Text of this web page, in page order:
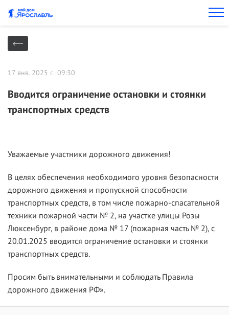
17 янв. 2025 г. 09:30
Вводится ограничение остановки и стоянки
транспортных средств
Уважаемые участники дорожного движения!
В целях обеспечения необходимого уровня безопасности
дорожного движения и пропускной способности
транспортных средств, в том числе пожарно-спасательной
техники пожарной части № 2, на участке улицы Розы
Люксенбург, в районе дома № 17 (пожарная часть № 2), с
20.01.2025 вводится ограничение остановки и стоянки
транспортных средств.
Просим быть внимательными и соблюдать Правила
дорожного движения РФ».